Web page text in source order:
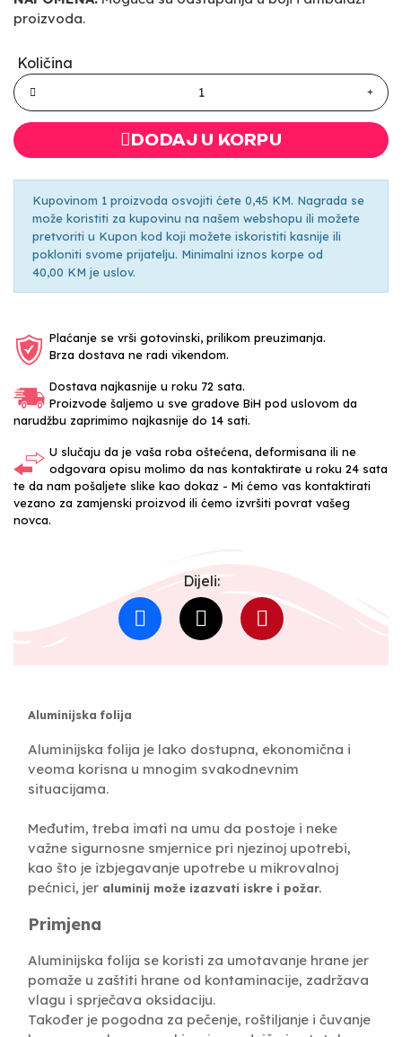
proizvoda.
Količina
DODAJ U KORPU
Kupovinom 1 proizvoda osvojiti ćete 0,45 KM. Nagrada se
može koristiti za kupovinu na našem webshopu ili možete
pretvoriti u Kupon kod koji možete iskoristiti kasnije ili
pokloniti svome prijatelju. Minimalni iznos korpe od
40,00 KM je uslov.
Plaćanje se vrši gotovinski, prilikom preuzimanja.
Brza dostava ne radi vikendom.
Dostava najkasnije u roku 72 sata.
Proizvode šaljemo u sve gradove BiH pod uslovom da
narudžbu zaprimimo najkasnije do 14 sati.
U slučaju da je vaša roba oštećena, deformisana ili ne
odgovara opisu molimo da nas kontaktirate u roku 24 sata
te da nam pošaljete slike kao dokaz - Mi ćemo vas kontaktirati
vezano za zamjenski proizvod ili ćemo izvršiti povrat vašeg
novca.
Dijeli:
Aluminijska folija
Aluminijska folija je lako dostupna, ekonomična i
veoma korisna u mnogim svakodnevnim
situacijama.
Međutim, treba imati na umu da postoje i neke
važne sigurnosne smjernice pri njezinoj upotrebi,
kao što je izbjegavanje upotrebe u mikrovalnoj
pećnici, jer aluminij može izazvati iskre i požar.
Primjena
Aluminijska folija se koristi za umotavanje hrane jer
pomaže u zaštiti hrane od kontaminacije, zadržava
vlagu i sprječava oksidaciju.
Također je pogodna za pečenje, roštiljanje i čuvanje